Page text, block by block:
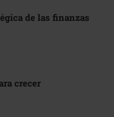
de las finanzas
crecer